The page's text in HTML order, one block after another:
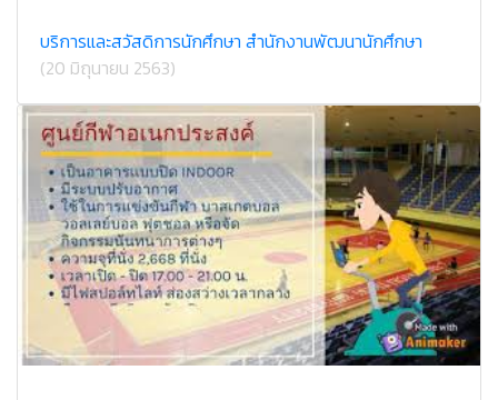
บริการและสวัสดิการนักศึกษา สำนักงานพัฒนานักศึกษา
(20 มิถุนายน 2563)